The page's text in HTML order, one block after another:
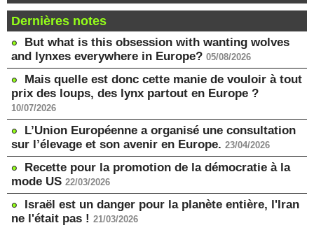
Dernières notes
But what is this obsession with wanting wolves
and lynxes everywhere in Europe? 05/08/2026
Mais quelle est donc cette manie de vouloir à tout
prix des loups, des lynx partout en Europe ?
10/07/2026
L’Union Européenne a organisé une consultation
sur l’élevage et son avenir en Europe. 23/04/2026
Recette pour la promotion de la démocratie à la
mode US 22/03/2026
Israël est un danger pour la planète entière, l'Iran
ne l'était pas ! 21/03/2026